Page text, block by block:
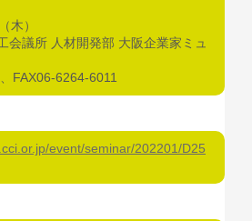
木）
会議所 人材開発部 大阪企業家ミュ
FAX06-6264-6011
event/seminar/202201/D25